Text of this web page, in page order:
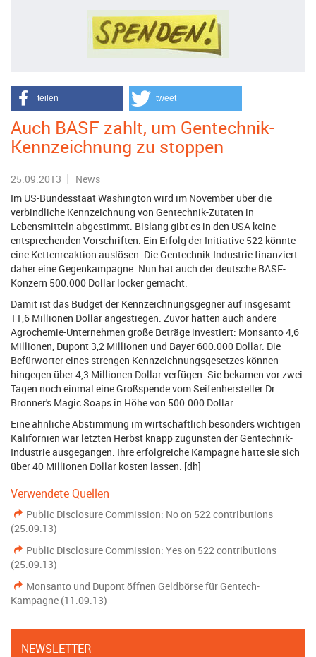
teilen tweet
Auch BASF zahlt, um Gentechnik-
Kennzeichnung zu stoppen
25.09.2013
News
Im US-Bundesstaat Washington wird im November über die
verbindliche Kennzeichnung von Gentechnik-Zutaten in
Lebensmitteln abgestimmt. Bislang gibt es in den USA keine
entsprechenden Vorschriften. Ein Erfolg der Initiative 522 könnte
eine Kettenreaktion auslösen. Die Gentechnik-Industrie finanziert
daher eine Gegenkampagne. Nun hat auch der deutsche BASF-
Konzern 500.000 Dollar locker gemacht.
Damit ist das Budget der Kennzeichnungsgegner auf insgesamt
11,6 Millionen Dollar angestiegen. Zuvor hatten auch andere
Agrochemie-Unternehmen große Beträge investiert: Monsanto 4,6
Millionen, Dupont 3,2 Millionen und Bayer 600.000 Dollar. Die
Befürworter eines strengen Kennzeichnungsgesetzes können
hingegen über 4,3 Millionen Dollar verfügen. Sie bekamen vor zwei
Tagen noch einmal eine Großspende vom Seifenhersteller Dr.
Bronner's Magic Soaps in Höhe von 500.000 Dollar.
Eine ähnliche Abstimmung im wirtschaftlich besonders wichtigen
Kalifornien war letzten Herbst knapp zugunsten der Gentechnik-
Industrie ausgegangen. Ihre erfolgreiche Kampagne hatte sie sich
über 40 Millionen Dollar kosten lassen. [dh]
Verwendete Quellen
Public Disclosure Commission: No on 522 contributions
(25.09.13)
Public Disclosure Commission: Yes on 522 contributions
(25.09.13)
Monsanto und Dupont öffnen Geldbörse für Gentech-
Kampagne (11.09.13)
NEWSLETTER